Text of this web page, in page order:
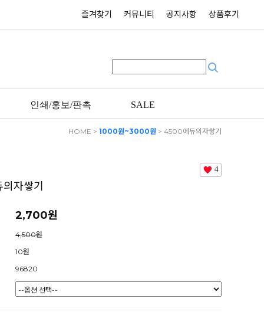
즐겨찾기 커뮤니티 공지사항 상품후기
인쇄/홍보/판촉 SALE
HOME > 1000원~3000원 > 4500에듀의자쌓기
4
자쌓기
2,700원
4,500원
10원
96820